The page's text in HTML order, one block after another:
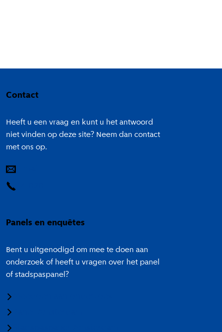
Contact
Heeft u een vraag en kunt u het antwoord
niet vinden op deze site? Neem dan contact
met ons op.
Panels en enquêtes
Bent u uitgenodigd om mee te doen aan
onderzoek of heeft u vragen over het panel
of stadspaspanel?